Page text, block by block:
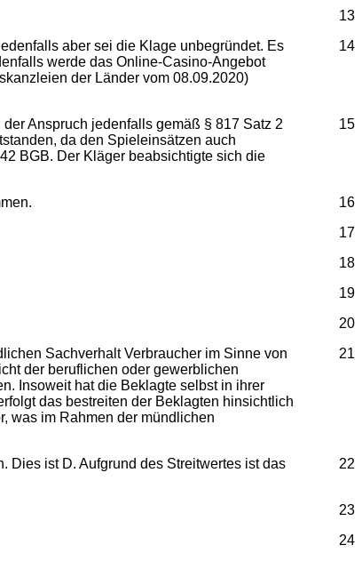
13
14
aber sei die Klage unbegründet. Es
werde das Online-Casino-Angebot
der Länder vom 08.09.2020)
15
Anspruch jedenfalls gemäß § 817 Satz 2
da den Spieleinsätzen auch
BGB. Der Kläger beabsichtigte sich die
16
17
18
19
20
21
Sachverhalt Verbraucher im Sinne von
der beruflichen oder gewerblichen
Insoweit hat die Beklagte selbst in ihrer
das bestreiten der Beklagten hinsichtlich
was im Rahmen der mündlichen
22
Dies ist D. Aufgrund des Streitwertes ist das
23
24